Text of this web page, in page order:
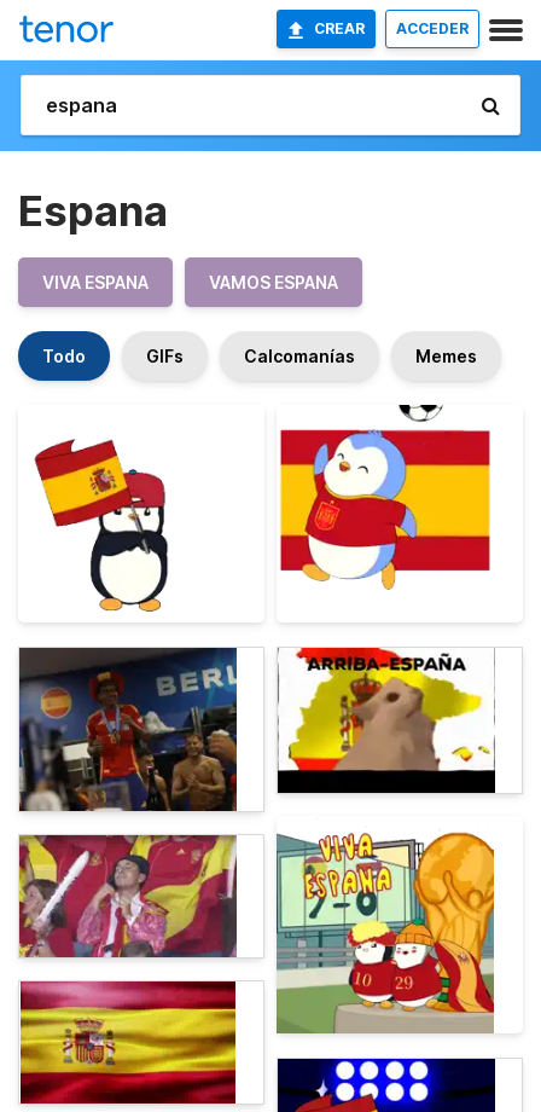
CREAR ACCEDER
Espana
VIVA ESPANA VAMOS ESPANA
Todo GIFs Calcomanías Memes